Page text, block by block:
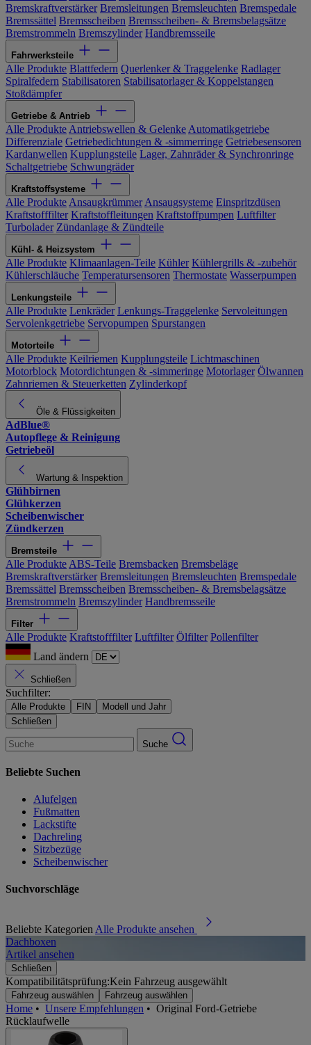
Bremskraftverstärker Bremsleitungen Bremsleuchten Bremspedale
Bremssättel Bremsscheiben Bremsscheiben- & Bremsbelagsätze
Bremstrommeln Bremszylinder Handbremsseile
Fahrwerksteile
Alle Produkte Blattfedern Querlenker & Traggelenke Radlager
Spiralfedern Stabilisatoren Stabilisatorlager & Koppelstangen
Stoßdämpfer
Getriebe & Antrieb
Alle Produkte Antriebswellen & Gelenke Automatikgetriebe
Differenziale Getriebedichtungen & -simmerringe Getriebesensoren
Kardanwellen Kupplungsteile Lager, Zahnräder & Synchronringe
Schaltgetriebe Schwungräder
Kraftstoffsysteme
Alle Produkte Ansaugkrümmer Ansaugsysteme Einspritzdüsen
Kraftstofffilter Kraftstoffleitungen Kraftstoffpumpen Luftfilter
Turbolader Zündanlage & Zündteile
Kühl- & Heizsystem
Alle Produkte Klimaanlagen-Teile Kühler Kühlergrills & -zubehör
Kühlerschläuche Temperatursensoren Thermostate Wasserpumpen
Lenkungsteile
Alle Produkte Lenkräder Lenkungs-Traggelenke Servoleitungen
Servolenkgetriebe Servopumpen Spurstangen
Motorteile
Alle Produkte Keilriemen Kupplungsteile Lichtmaschinen
Motorblock Motordichtungen & -simmeringe Motorlager Ölwannen
Zahnriemen & Steuerketten Zylinderkopf
Öle & Flüssigkeiten
AdBlue®
Autopflege & Reinigung
Getriebeöl
Wartung & Inspektion
Glühbirnen
Glühkerzen
Scheibenwischer
Zündkerzen
Bremsteile
Alle Produkte ABS-Teile Bremsbacken Bremsbeläge
Bremskraftverstärker Bremsleitungen Bremsleuchten Bremspedale
Bremssättel Bremsscheiben Bremsscheiben- & Bremsbelagsätze
Bremstrommeln Bremszylinder Handbremsseile
Filter
Alle Produkte Kraftstofffilter Luftfilter Ölfilter Pollenfilter
Land ändern
Schließen
Suchfilter:
Alle Produkte FIN
Modell und Jahr
Schließen
Suche
Beliebte Suchen
Alufelgen
Fußmatten
Lackstifte
Dachreling
Sitzbezüge
Scheibenwischer
Suchvorschläge
Beliebte Kategorien Alle Produkte ansehen
Dachboxen
Artikel ansehen
Schließen
Kompatibilitätsprüfung:Kein Fahrzeug ausgewählt
Fahrzeug auswählen Fahrzeug auswählen
Home • Unsere Empfehlungen • Original Ford-Getriebe
Rücklaufwelle